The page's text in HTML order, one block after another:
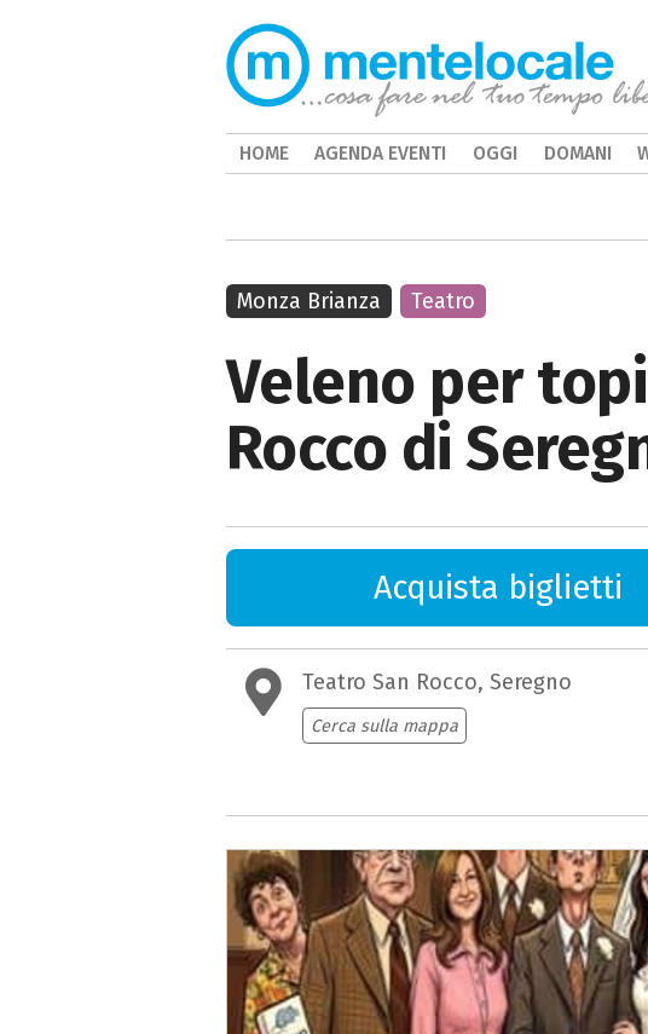
Veleno per
Rocco di
Acquista biglietti
Teatro San Rocco, Seregno
Cerca sulla mappa
Monza Brianza Teatro
HOME AGENDA EVENTI OGGI DOMANI